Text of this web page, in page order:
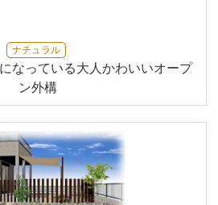
ナチュラル
なっている大人かわいいオープ
ン外構